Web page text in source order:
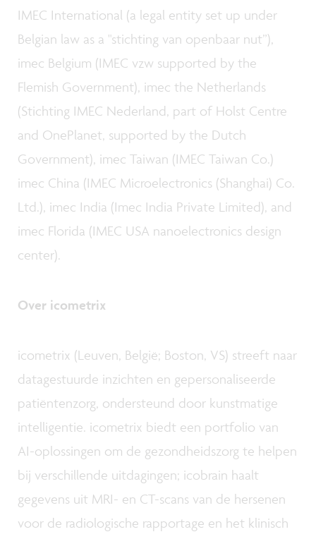
IMEC International (a legal entity set up under
Belgian law as a "stichting van openbaar nut”),
imec Belgium (IMEC vzw supported by the
Flemish Government), imec the Netherlands
(Stichting IMEC Nederland, part of Holst Centre
and OnePlanet, supported by the Dutch
Government), imec Taiwan (IMEC Taiwan Co.)
imec China (IMEC Microelectronics (Shanghai) Co.
Ltd.), imec India (Imec India Private Limited), and
imec Florida (IMEC USA nanoelectronics design
center).
Over icometrix
icometrix (Leuven, België; Boston, VS) streeft naar
datagestuurde inzichten en gepersonaliseerde
patiëntenzorg, ondersteund door kunstmatige
intelligentie. icometrix biedt een portfolio van
AI-oplossingen om de gezondheidszorg te helpen
bij verschillende uitdagingen; icobrain haalt
gegevens uit MRI- en CT-scans van de hersenen
voor de radiologische rapportage en het klinisch